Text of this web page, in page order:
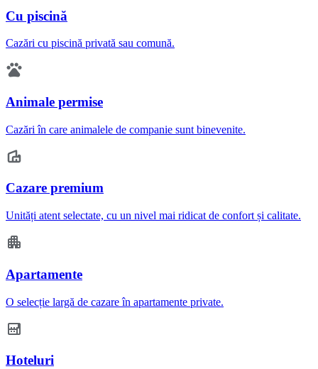
Cu piscină
Cazări cu piscină privată sau comună.
Animale permise
Cazări în care animalele de companie sunt binevenite.
Cazare premium
Unități atent selectate, cu un nivel mai ridicat de confort și calitate.
Apartamente
O selecție largă de cazare în apartamente private.
Hoteluri